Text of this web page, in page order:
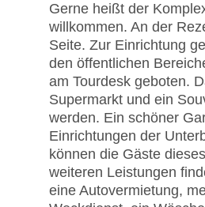
Gerne heißt der
willkommen. An der
Seite. Zur Einrichtung
den öffentlichen
am Tourdesk geboten.
Supermarkt und ein
werden. Ein schöner
Einrichtungen der
können die Gäste
weiteren Leistungen
eine Autovermietung,